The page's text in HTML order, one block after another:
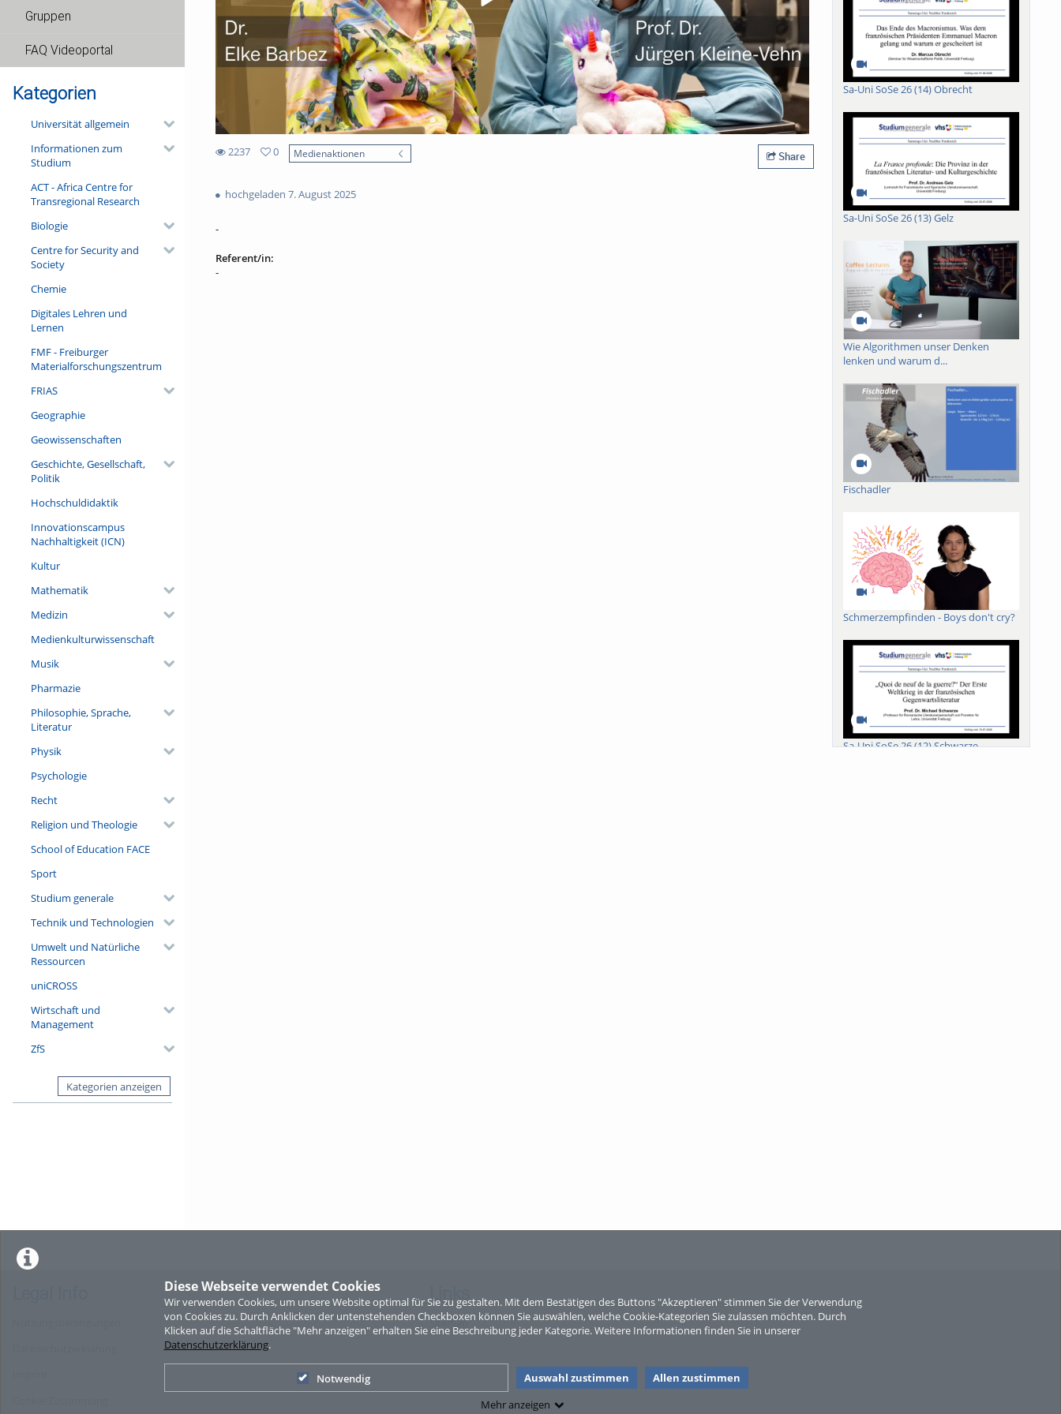
Diese Webseite verwendet Cookies
Wir verwenden Cookies, um unsere Website optimal für Sie zu gestalten. Mit dem Bestätigen des Buttons "Akzeptieren" stimmen Sie der Verwendung
von Cookies zu. Durch Anklicken der untenstehenden Checkboxen können Sie auswählen, welche Cookie-Kategorien Sie zulassen möchten. Durch
Klicken auf die Schaltfläche "Mehr anzeigen" erhalten Sie eine Beschreibung jeder Kategorie. Weitere Informationen finden Sie in unserer
Datenschutzerklärung.
Notwendig Auswahl zustimmen
Allen zustimmen
Mehr anzeigen
Gruppen
FAQ Videoportal
Kategorien
Universität allgemein
Informationen zum
Studium
ACT - Africa Centre for
Transregional Research
Biologie
Centre for Security and
Society
Chemie
Digitales Lehren und
Lernen
FMF - Freiburger
Materialforschungszentrum
FRIAS
Geographie
Geowissenschaften
Geschichte, Gesellschaft,
Politik
Hochschuldidaktik
Innovationscampus
Nachhaltigkeit (ICN)
Kultur
Mathematik
Medizin
Medienkulturwissenschaft
Musik
Pharmazie
Philosophie, Sprache,
Literatur
Physik
Psychologie
Recht
Religion und Theologie
School of Education FACE
Sport
Studium generale
Technik und Technologien
Umwelt und Natürliche
Ressourcen
uniCROSS
Wirtschaft und
Management
ZfS
Kategorien anzeigen
2237
views
0
Medienaktionen Share
hochgeladen 7. August 2025
-
Referent/in:
-
Sa-Uni SoSe 26 (14) Obrecht
Sa-Uni SoSe 26 (13) Gelz
Wie Algorithmen unser Denken
lenken und warum d...
Fischadler
Schmerzempfinden - Boys don't cry?
Sa-Uni SoSe 26 (12) Schwarze
Sperber
Links
Sitemap